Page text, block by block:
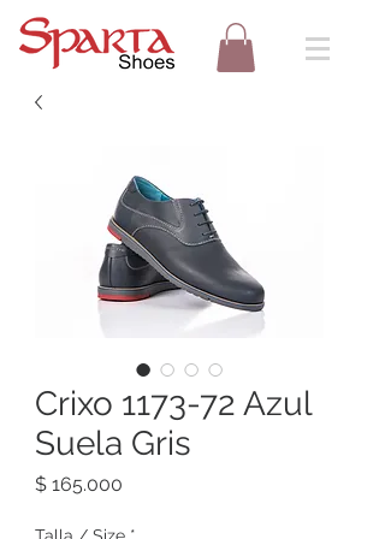
Crixo 1173-72 Azul
Suela Gris
$ 165.000